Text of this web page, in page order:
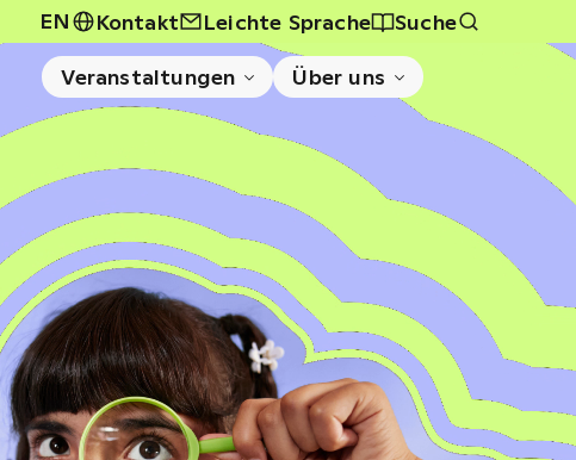
EN Kontakt Leichte Sprache Suche
Veranstaltungen Über uns